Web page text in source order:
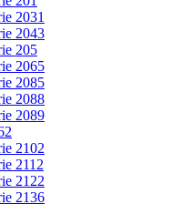
2031
2043
205
2065
2085
2088
2089
2102
2112
2122
2136